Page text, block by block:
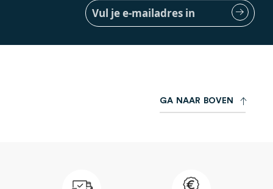
Meld
je
aan
GA NAAR BOV E N